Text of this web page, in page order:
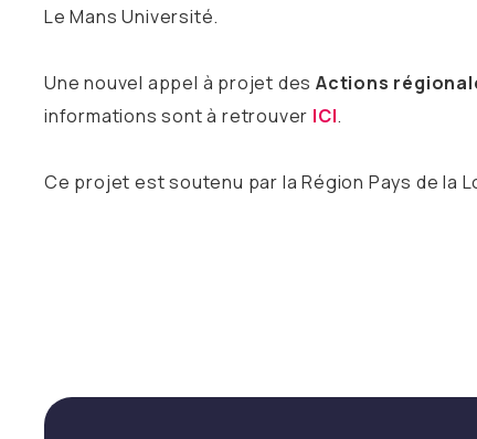
Le Mans Université.
Une nouvel appel à projet des Actions
informations sont à retrouver ICI.
Ce projet est soutenu par la Région Pays de la